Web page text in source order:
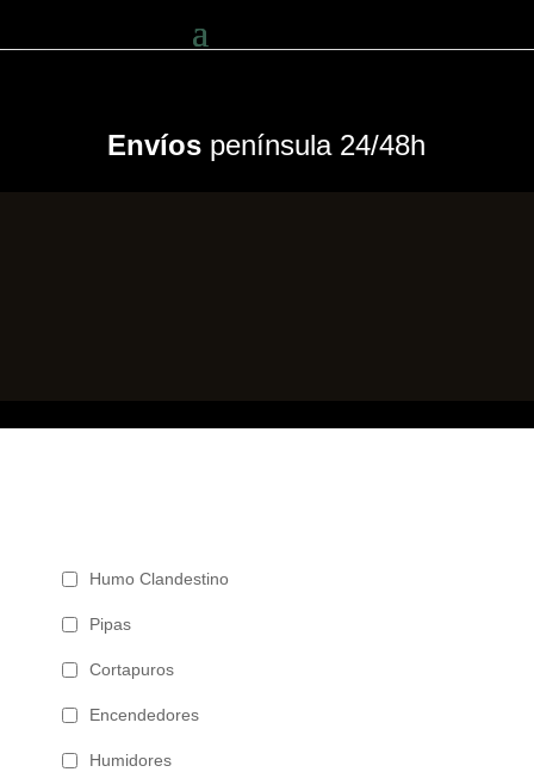
Envíos península 24/48h
Humo Clandestino
Pipas
Cortapuros
Encendedores
Humidores